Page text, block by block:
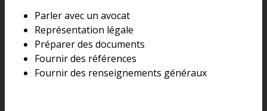
Parler avec un avocat
Représentation légale
Préparer des documents
Fournir des références
Fournir des renseignements généraux